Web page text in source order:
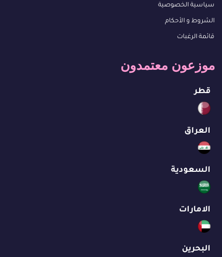
سياسية الخصوصية
الشروط و الأحكام
قائمة الرغبات
موزعون معتمدون
قطر
العراق
السعودية
الامارات
البحرين